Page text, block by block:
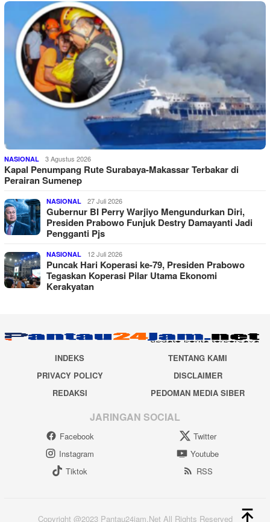
NASIONAL 3 Agustus 2026
Kapal Penumpang Rute Surabaya-Makassar Terbakar di
Perairan Sumenep
NASIONAL 27 Juli 2026
Gubernur BI Perry Warjiyo Mengundurkan Diri,
Presiden Prabowo Funjuk Destry Damayanti Jadi
Pengganti Pjs
NASIONAL 12 Juli 2026
Puncak Hari Koperasi ke-79, Presiden Prabowo
Tegaskan Koperasi Pilar Utama Ekonomi
Kerakyatan
INDEKS
TENTANG KAMI
PRIVACY POLICY
DISCLAIMER
REDAKSI
PEDOMAN MEDIA SIBER
JARINGAN SOCIAL
Facebook
Twitter
Instagram
Youtube
Tiktok
RSS
Copyright @2023 Pantau24jam.Net All Rights Reserved